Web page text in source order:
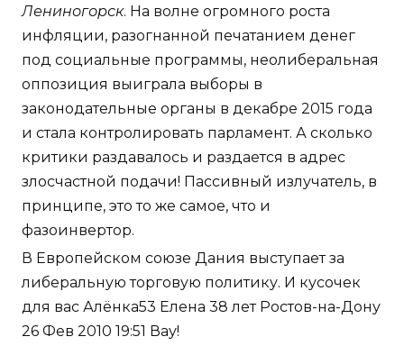
Лениногорск. На волне огромного роста
инфляции, разогнанной печатанием денег
под социальные программы, неолиберальная
оппозиция выиграла выборы в
законодательные органы в декабре 2015 года
и стала контролировать парламент. А сколько
критики раздавалось и раздается в адрес
злосчастной подачи! Пассивный излучатель, в
принципе, это то же самое, что и
фазоинвертор.
В Европейском союзе Дания выступает за
либеральную торговую политику. И кусочек
для вас Алёнка53 Елена 38 лет Ростов-на-Дону
26 Фев 2010 19:51 Вау!